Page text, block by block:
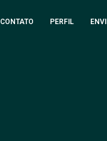
CONTATO PERFIL